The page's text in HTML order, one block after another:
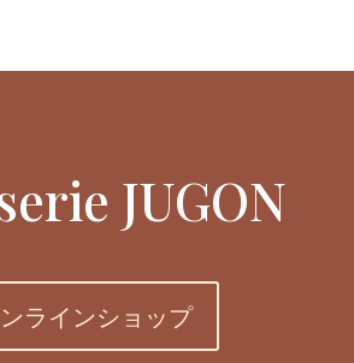
JUGON
ラインショップ